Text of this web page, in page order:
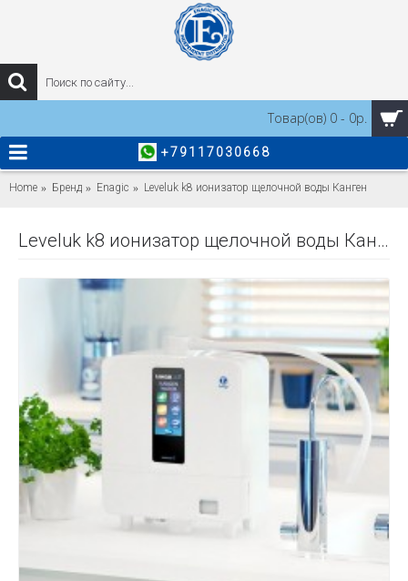
Товар(ов) 0 - 0р.
+79117030668
Home Бренд Enagic Leveluk k8 ионизатор щелочной воды Канген
Leveluk k8 ионизатор щелочной воды Канген